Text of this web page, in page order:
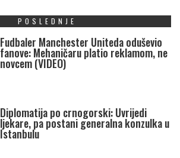
POSLEDNJE
Fudbaler Manchester Uniteda oduševio
fanove: Mehaničaru platio reklamom, ne
novcem (VIDEO)
Diplomatija po crnogorski: Uvrijedi
ljekare, pa postani generalna konzulka u
Istanbulu